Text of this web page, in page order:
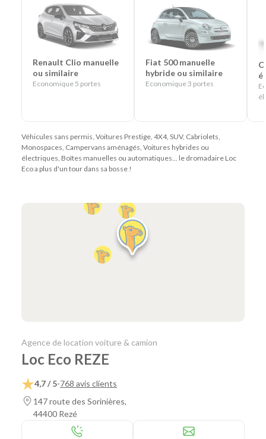
Renault Clio manuelle
ou similaire
Economique 5 portes
Fiat 500 manuelle
hybride ou similaire
Economique 3 portes
Véhicules sans permis, Voitures Prestige, 4X4, SUV, Cabriolets,
Monospaces, Campervans aménagés, Voitures hybrides ou
électriques, Boîtes manuelles ou automatiques... le dromadaire Loc
Eco a plus d'un tour dans sa bosse !
Agence de location voiture & camion
Loc Eco REZE
4,7 / 5-768 avis clients
147 route des Sorinières,
44400 Rezé